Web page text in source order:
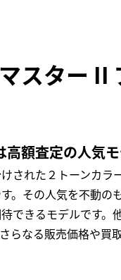
スター
高額査定の人気
された２トーンカ
。その人気を不動
待できるモデルです
らなる販売価格や買